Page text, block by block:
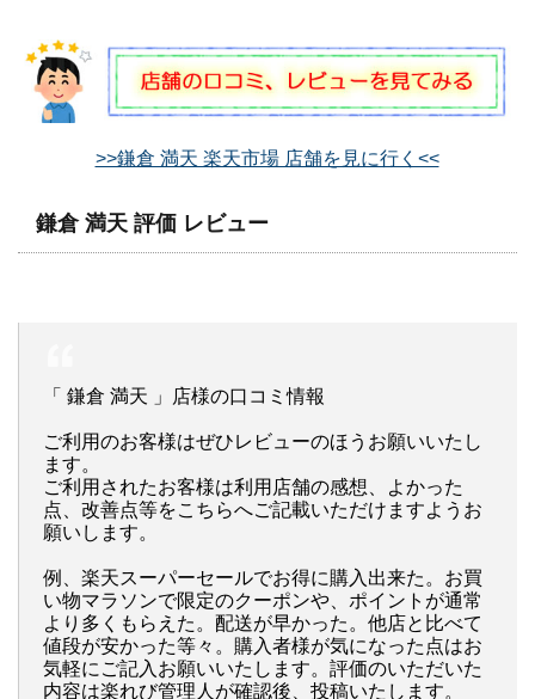
>>鎌倉 満天 楽天市場 店舗を見に行く<<
鎌倉 満天 評価 レビュー
「 鎌倉 満天 」店様の口コミ情報
ご利用のお客様はぜひレビューのほうお願いいたし
ます。
ご利用されたお客様は利用店舗の感想、よかった
点、改善点等をこちらへご記載いただけますようお
願いします。
例、楽天スーパーセールでお得に購入出来た。お買
い物マラソンで限定のクーポンや、ポイントが通常
より多くもらえた。配送が早かった。他店と比べて
値段が安かった等々。購入者様が気になった点はお
気軽にご記入お願いいたします。評価のいただいた
内容は楽れび管理人が確認後、投稿いたします。